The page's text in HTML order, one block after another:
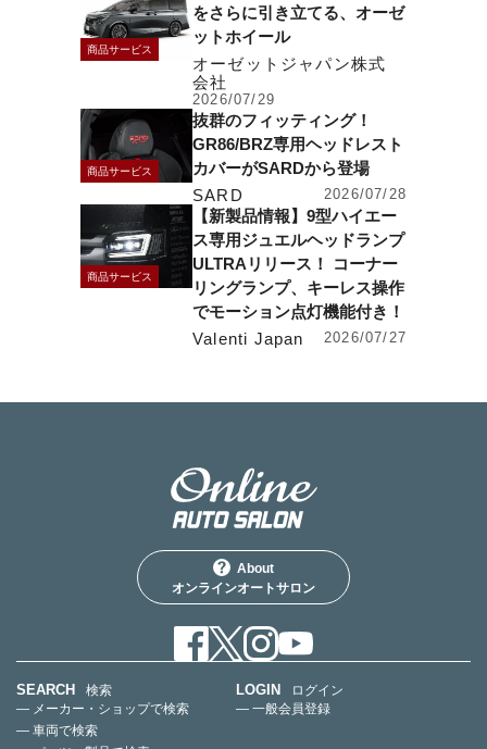
商品サービス
をさらに引き立てる、オーゼ
ットホイール
オーゼットジャパン株式
会社
2026/07/29
商品サービス
抜群のフィッティング！
GR86/BRZ専用ヘッドレスト
カバーがSARDから登場
SARD
2026/07/28
商品サービス
【新製品情報】9型ハイエー
ス専用ジュエルヘッドランプ
ULTRAリリース！ コーナー
リングランプ、キーレス操作
でモーション点灯機能付き！
Valenti Japan
2026/07/27
About
オンラインオートサロン
SEARCH
検索
— メーカー・ショップで検索
— 車両で検索
LOGIN
ログイン
— 一般会員登録